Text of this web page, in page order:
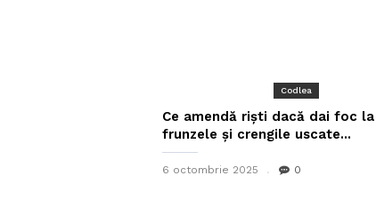
Codlea
Ce amendă riști dacă dai foc la
frunzele și crengile uscate...
6 octombrie 2025 0